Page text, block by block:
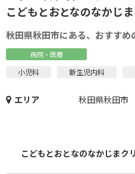
こどもとおとなのなかじ
秋田県秋田市にある、おすすめ
病院・医療
小児科 新生児内科
エリア 秋田県秋田市
こどもとおとなのなかじまク